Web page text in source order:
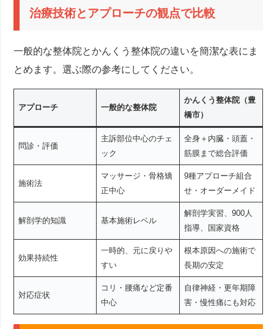
治療技術とアプローチの観点で比較
一般的な整体院とかんくう整体院の違いを簡潔な表にま
とめます。選ぶ際の参考にしてください。
アプローチ 一般的な整体院
かんくう整体院（豊
橋市）
問診・評価
主訴部位中心のチェ
ック
全身＋内臓・頭蓋・
筋膜まで総合評価
施術法
マッサージ・骨格矯
正中心
9種アプローチ組合
せ・オーダーメイド
解剖学的知識 基本施術レベル
解剖学実習、900人
指導、国家資格
効果持続性
一時的、元に戻りや
すい
根本原因への施術で
長期の安定
対応症状
コリ・腰痛など定番
中心
自律神経・更年期障
害・慢性痛にも対応